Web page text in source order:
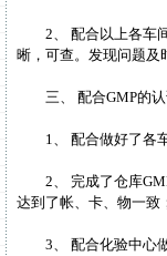
2、 配合以上各车间
晰，可查。发现问题及
三、 配合GMP的认
1、 配合做好了各车
2、 完成了仓库GMP
达到了帐、卡、物一致
3、 配合化验中心做